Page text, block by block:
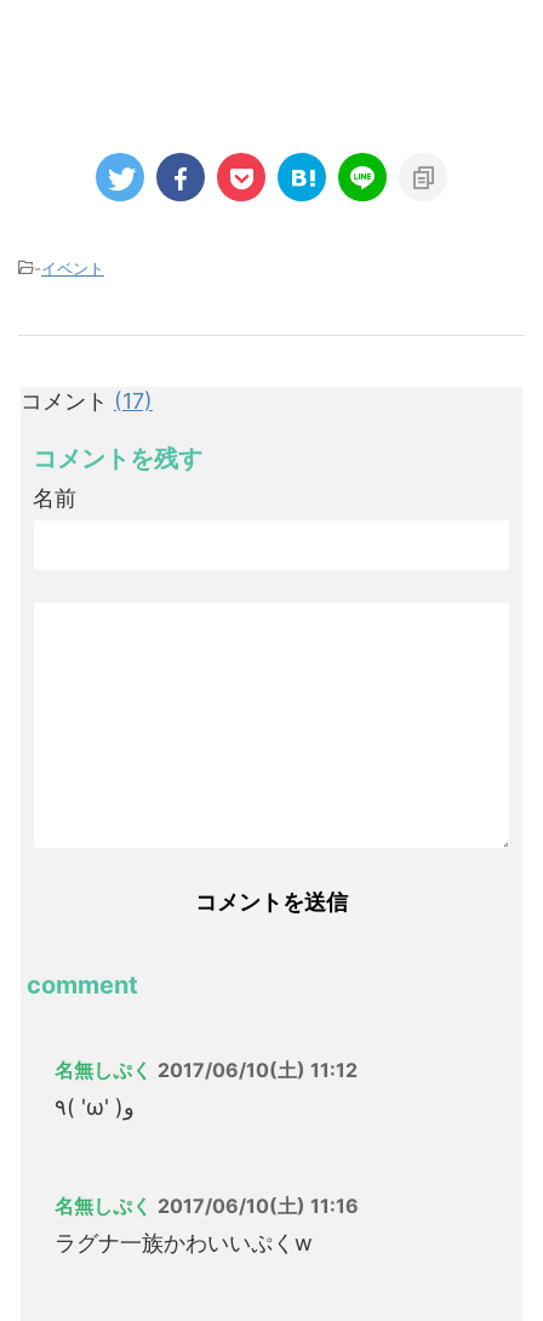
-イベント
コメント (17)
コメントを残す
名前
comment
名無しぷく 2017/06/10(土) 11:12
٩( 'ω' )و
名無しぷく 2017/06/10(土) 11:16
ラグナ一族かわいいぷくw